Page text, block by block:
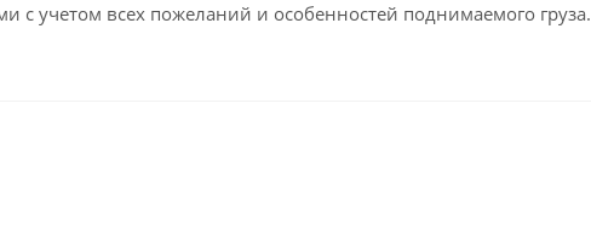
с учетом всех пожеланий и особенностей поднимаемого груза.